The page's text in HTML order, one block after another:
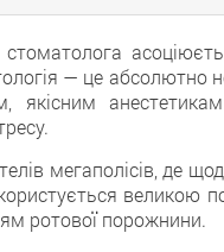
— це абсолютно
якісним
мегаполісів, де
великою
ротової порожнини.